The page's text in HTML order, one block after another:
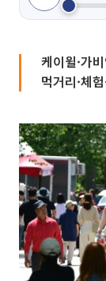
케이윌·가
먹거리·체